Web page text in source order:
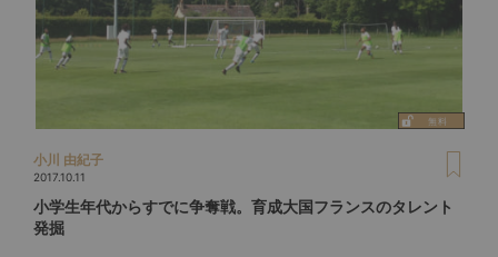
小川 由紀子
2017.10.11
小学生年代からすでに争奪戦。育成大国フランスのタレント
発掘